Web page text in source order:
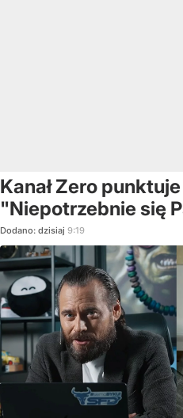
Kanał Zero
"Niepotrzebnie się
Dodano: dzisiaj 9:19